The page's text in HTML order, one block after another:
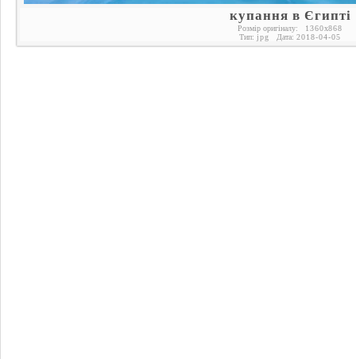
купання в Єгипті
Розмір оригіналу: 1360x868
Тип: jpg Дата: 2018-04-05